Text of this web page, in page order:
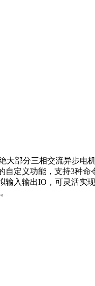
大部分三相交流异步电
定义功能，支持3种命
输入输出IO，可灵活实